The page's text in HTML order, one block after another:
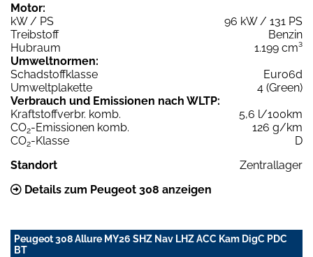
Motor:
kW / PS
96 kW / 131 PS
Treibstoff
Benzin
Hubraum
1.199 cm³
Umweltnormen:
Schadstoffklasse
Euro6d
Umweltplakette
4 (Green)
Verbrauch und Emissionen nach WLTP:
Kraftstoffverbr. komb.
5,6 l/100km
CO2-Emissionen komb.
126 g/km
CO2-Klasse
D
Standort
Zentrallager
Details zum Peugeot 308 anzeigen
Peugeot 308 Allure MY26 SHZ Nav LHZ ACC Kam DigC PDC
BT